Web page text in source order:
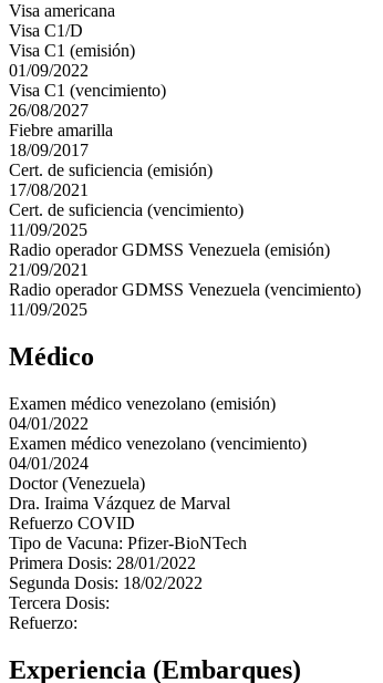
Visa americana
Visa C1/D
Visa C1 (emisión)
01/09/2022
Visa C1 (vencimiento)
26/08/2027
Fiebre amarilla
18/09/2017
Cert. de suficiencia (emisión)
17/08/2021
Cert. de suficiencia (vencimiento)
11/09/2025
Radio operador GDMSS Venezuela (emisión)
21/09/2021
Radio operador GDMSS Venezuela (vencimiento)
11/09/2025
Médico
Examen médico venezolano (emisión)
04/01/2022
Examen médico venezolano (vencimiento)
04/01/2024
Doctor (Venezuela)
Dra. Iraima Vázquez de Marval
Refuerzo COVID
Tipo de Vacuna: Pfizer-BioNTech
Primera Dosis: 28/01/2022
Segunda Dosis: 18/02/2022
Tercera Dosis:
Refuerzo:
Experiencia (Embarques)